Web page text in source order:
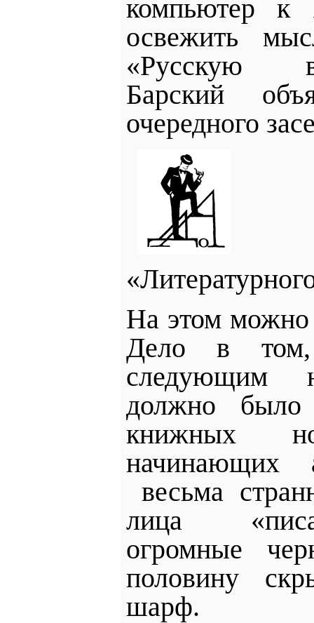
компьютер к
освежить
«Русскую
Барский
очередного
На этом можно
Дело в
следующим
должно
книжных
начинающих
весьма
лица
огромные
половину
шарф.